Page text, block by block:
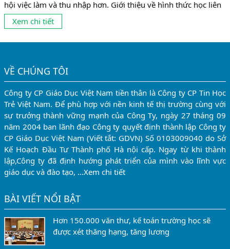
hội việc làm và thu nhập hơn. Giới thiệu về hình thức học liên
thông trái ngành Trước đây, thông thường mọi người có
những suy nghĩ theo lối mòn là học ngành gì ở cao đẳng,...
Xem chi tiết
VỀ CHÚNG TÔI
Công ty CP Giáo Dục Việt Nam tiền thân là Công ty CP Tin Học
Trẻ Việt Nam. Để phù hợp với nền kinh tế thị trường cùng với
sự trưởng thành vững mạnh của Công Ty, ngày 27 tháng 09
năm 2004 ban lãnh đạo Công ty quyết định thành lập Công ty
CP Giáo Dục Việt Nam (Viết tắt: GDVN) Số 0103009040 do Sở
Kế Hoạch Đầu Tư Thành phố Hà nội cấp. Ngay từ khi thành
lập,Công ty đã định hướng phát triển của mình vào lĩnh vực
giáo dục và đào tạo, …Xem chi tiết
BÀI VIẾT NỔI BẬT
Hơn 150.000 văn thư, kế toán trường học sẽ
được xét thăng hạng, tăng lương